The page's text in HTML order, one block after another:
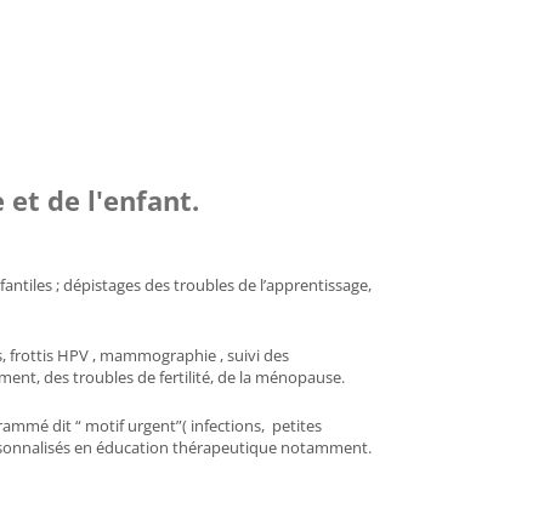
et de l'enfant.
; dépistages des troubles de l’apprentissage,
frottis HPV , mammographie , suivi des
des troubles de fertilité, de la ménopause.
dit “ motif urgent”( infections,  petites
en éducation thérapeutique notamment.